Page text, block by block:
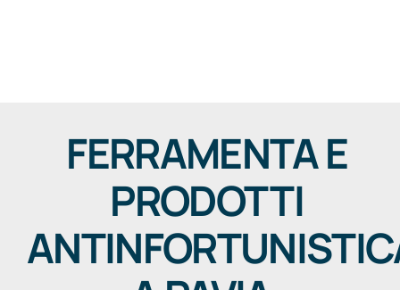
FERRAMENTA E
PRODOTTI